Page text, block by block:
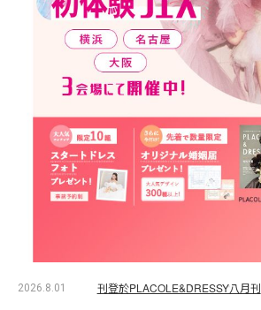
2026.8.01 刊登於PLACOLE&DRESSY八月刊